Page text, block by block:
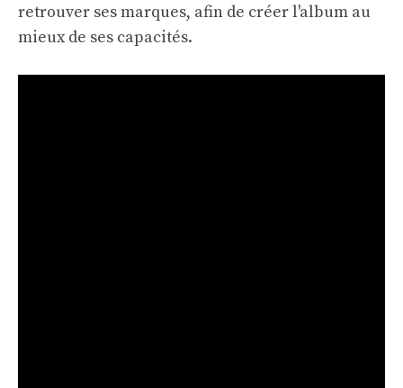
retrouver ses marques, afin de créer l'album au
mieux de ses capacités.